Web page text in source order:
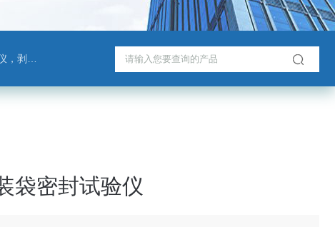
度测试仪
袋密封试验仪